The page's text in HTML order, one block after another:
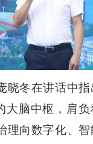
冬在讲话中指
大脑中枢，肩
理向数字化、